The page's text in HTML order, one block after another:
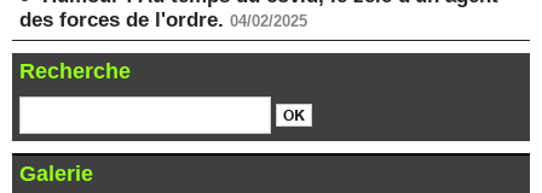
des forces de l'ordre. 04/02/2025
Recherche
Galerie